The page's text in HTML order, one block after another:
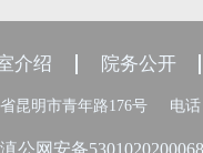
介绍 院务公开
昆明市青年路176号 电话
滇公网安备